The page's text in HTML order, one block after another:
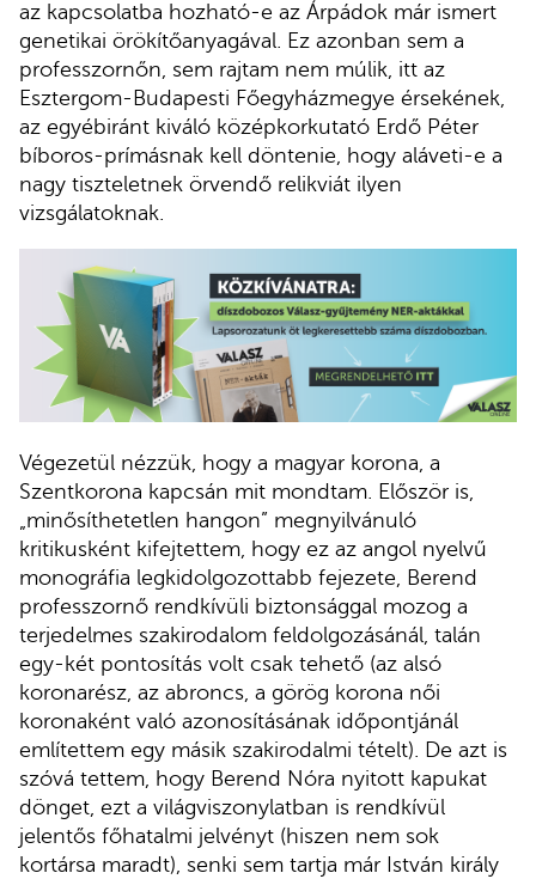
az kapcsolatba hozható-e az Árpádok már ismert
genetikai örökítőanyagával. Ez azonban sem a
professzornőn, sem rajtam nem múlik, itt az
Esztergom-Budapesti Főegyházmegye érsekének,
az egyébiránt kiváló középkorkutató Erdő Péter
bíboros-prímásnak kell döntenie, hogy aláveti-e a
nagy tiszteletnek örvendő relikviát ilyen
vizsgálatoknak.
Végezetül nézzük, hogy a magyar korona, a
Szentkorona kapcsán mit mondtam. Először is,
„minősíthetetlen hangon” megnyilvánuló
kritikusként kifejtettem, hogy ez az angol nyelvű
monográfia legkidolgozottabb fejezete, Berend
professzornő rendkívüli biztonsággal mozog a
terjedelmes szakirodalom feldolgozásánál, talán
egy-két pontosítás volt csak tehető (az alsó
koronarész, az abroncs, a görög korona női
koronaként való azonosításának időpontjánál
említettem egy másik szakirodalmi tételt). De azt is
szóvá tettem, hogy Berend Nóra nyitott kapukat
dönget, ezt a világviszonylatban is rendkívül
jelentős főhatalmi jelvényt (hiszen nem sok
kortársa maradt), senki sem tartja már István király